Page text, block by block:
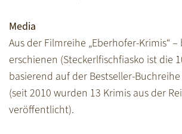
Media
Aus der Filmreihe „Eberhofer-Krimis“
erschienen (Steckerlfischfiasko ist die
basierend auf der Bestseller-
(seit 2010 wurden 13 Krimis aus der
veröffentlicht).